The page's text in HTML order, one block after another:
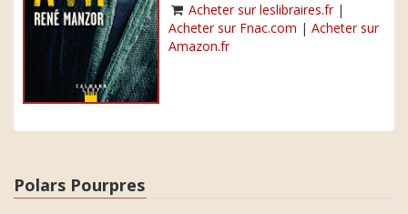
Acheter sur leslibraires.fr|
Acheter sur Fnac.com | Acheter sur
Amazon.fr
Polars Pourpres